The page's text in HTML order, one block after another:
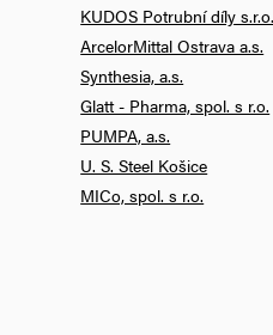
KUDOS Potrubní díly s.r.o.
ArcelorMittal Ostrava a.s.
Synthesia, a.s.
Glatt - Pharma, spol. s r.o.
PUMPA, a.s.
U. S. Steel Košice
MICo, spol. s r.o.